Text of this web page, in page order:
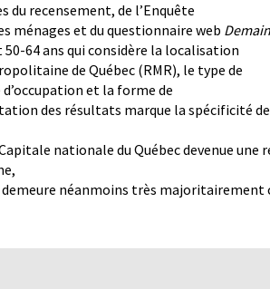
du recensement, de l’Enquête
ménages et du questionnaire web
50-64 ans qui considère la localisation
de Québec (RMR), le type de
et la forme de
des résultats marque la spécificité
nationale du Québec devenue
néanmoins très majoritairement